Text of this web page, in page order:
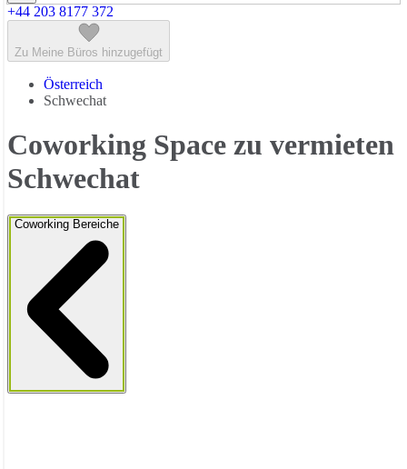
+44 203 8177 372
Zu Meine Büros hinzugefügt
Österreich
Schwechat
Coworking Space zu vermieten
Schwechat
Coworking Bereiche